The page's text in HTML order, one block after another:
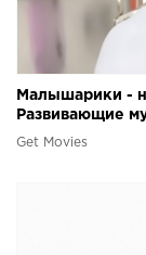
Малышарики -
Развивающие
Get Movies